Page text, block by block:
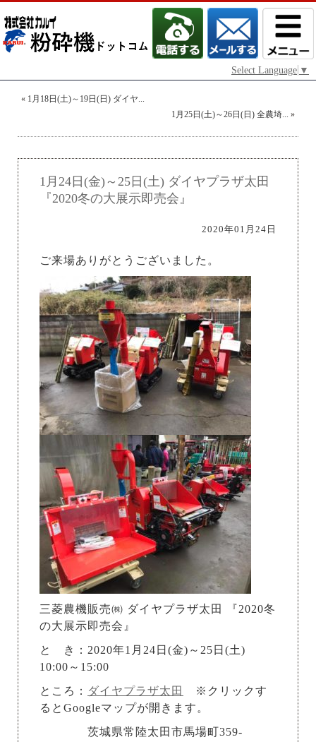
Select Language ▼
« 1月18日(土)～19日(日) ダイヤ...
1月25日(土)～26日(日) 全農埼... »
1月24日(金)～25日(土) ダイヤプラザ太田
『2020冬の大展示即売会』
2020年01月24日
ご来場ありがとうございました。
三菱農機販売㈱ ダイヤプラザ太田 『2020冬
の大展示即売会』
と き：2020年1月24日(金)～25日(土)
10:00～15:00
ところ： ダイヤプラザ太田
※クリックす
るとGoogleマップが開きます。
茨城県常陸太田市馬場町359-